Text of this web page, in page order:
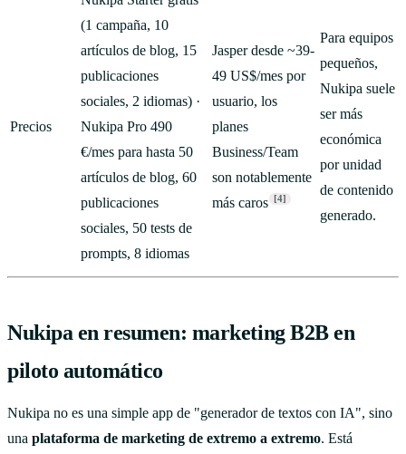
Precios
(1 campaña, 10
artículos de blog, 15
publicaciones
sociales, 2 idiomas) ·
Nukipa Pro 490
€/mes para hasta 50
artículos de blog, 60
publicaciones
sociales, 50 tests de
prompts, 8 idiomas
Jasper desde ~39-
49 US$/mes por
usuario, los
planes
Business/Team
son notablemente
más caros [4]
Para equipos
pequeños,
Nukipa suele
ser más
económica
por unidad
de contenido
generado.
Nukipa en resumen: marketing B2B en
piloto automático
Nukipa no es una simple app de "generador de textos con IA", sino
una plataforma de marketing de extremo a extremo. Está